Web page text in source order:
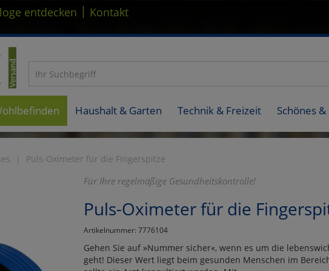
entdecken | Kontakt
Haushalt & Garten Technik & Freizeit Schönes
Puls-Oximeter für die Fingerspitze
Für Ihre regelmäßige Gesundheitskontrolle!
Puls-Oximeter für die
Artikelnummer: 7776104
Gehen Sie auf »Nummer sicher«, wenn es um die
geht! Dieser Wert liegt beim gesunden Menschen im